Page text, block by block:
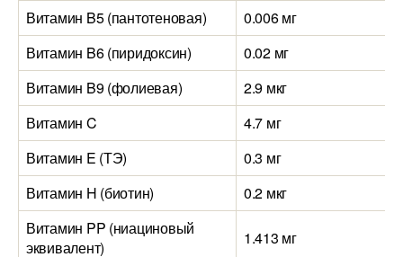
Витамин B5 (пантотеновая)
0.006 мг
Витамин B6 (пиридоксин)
0.02 мг
Витамин B9 (фолиевая)
2.9 мкг
Витамин C
4.7 мг
Витамин E (ТЭ)
0.3 мг
Витамин H (биотин)
0.2 мкг
Витамин PP (ниациновый
эквивалент)
1.413 мг